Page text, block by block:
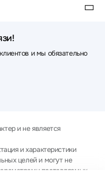
и мы обязательно
и не является
и характеристики
целей и могут не